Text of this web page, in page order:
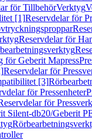
för TillbehörVerktyg
[1]Reservdelar för
Reservdelar för
för Geberit Mapress
Reservdelar för
[3]
för Pressenheter
för
Silent-db20/Geberit